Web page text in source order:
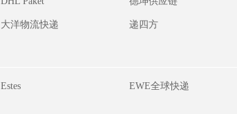
大洋物流快递 递四方
Estes EWE全球快递